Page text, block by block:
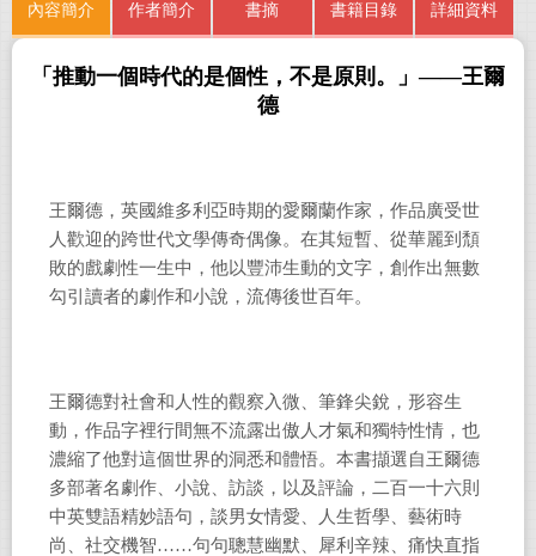
內容簡介 作者簡介 書摘 書籍目錄 詳細資料
「 推動一個時代的是個性，不是原則 。」——王爾
德
王爾德，英國維多利亞時期的愛爾蘭作家，作品廣受世
人歡迎的跨世代文學傳奇偶像。在其短暫、從華麗到頹
敗的戲劇性一生中，他以豐沛生動的文字，創作出無數
勾引讀者的劇作和小說，流傳後世百年。
王爾德對社會和人性的觀察入微、筆鋒尖銳，形容生
動，作品字裡行間無不流露出傲人才氣和獨特性情，也
濃縮了他對這個世界的洞悉和體悟。本書擷選自王爾德
多部著名劇作、小說、訪談，以及評論，二百一十六則
中英雙語精妙語句，談男女情愛、人生哲學、藝術時
尚、社交機智……句句聰慧幽默、犀利辛辣、痛快直指